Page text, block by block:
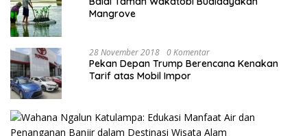
Mangrove
28 November 2018 0 Komentar
Pekan Depan Trump Berencana Kenakan
Tarif atas Mobil Impor